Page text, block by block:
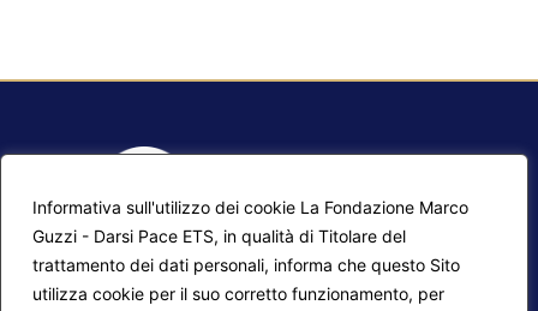
Informativa sull'utilizzo dei cookie La Fondazione Marco
Guzzi - Darsi Pace ETS, in qualità di Titolare del
trattamento dei dati personali, informa che questo Sito
utilizza cookie per il suo corretto funzionamento, per